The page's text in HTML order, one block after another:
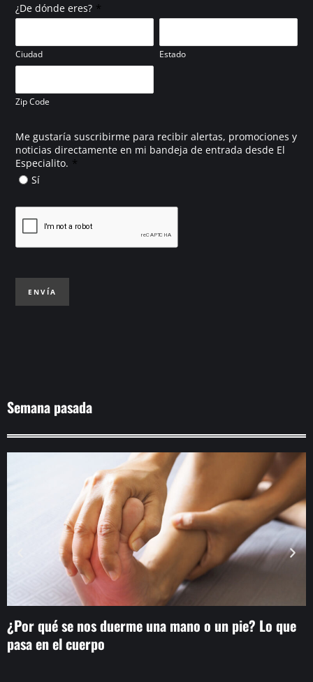
¿De dónde eres? *
Ciudad Estado
Zip Code
Me gustaría suscribirme para recibir alertas, promociones y
noticias directamente en mi bandeja de entrada desde El
Especialito. *
Sí
ENVÍA
Semana pasada
¿Por qué se nos duerme una mano o un pie? Lo que
pasa en el cuerpo